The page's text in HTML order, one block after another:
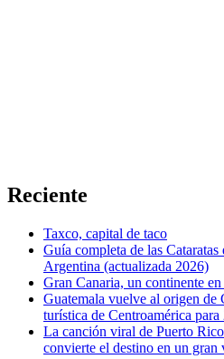
Reciente
Taxco, capital de taco
Guía completa de las
Argentina (actualizada 2026)
Gran Canaria, un continente
Guatemala vuelve al origen
turística de Centroamérica para
La canción viral de Puerto
convierte el destino en un gran